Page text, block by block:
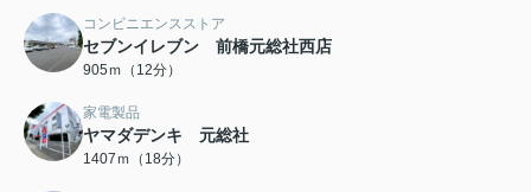
コンビニエンスストア
セブンイレブン 前橋元総社西店
905ｍ（12分）
家電製品
ヤマダデンキ 元総社
1407ｍ（18分）